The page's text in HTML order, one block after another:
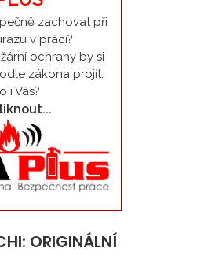
zachovat při
v práci?
ochrany by si
zákona projít.
i Vás?
ORIGINÁLNÍ